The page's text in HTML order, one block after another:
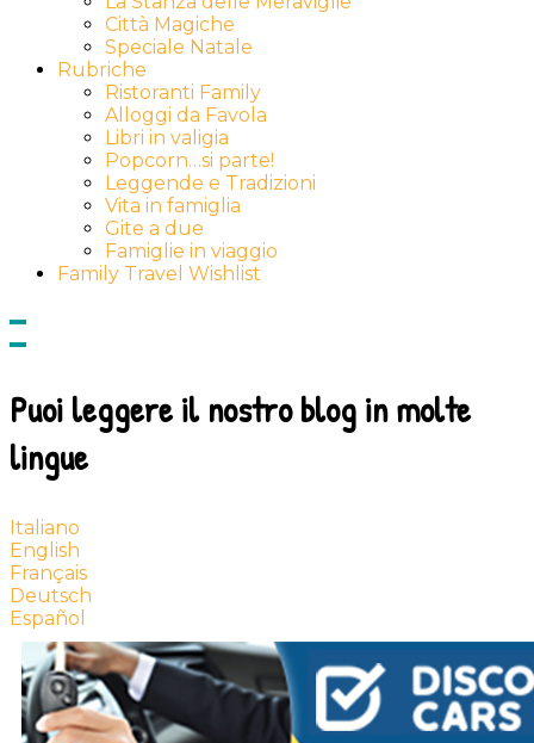
Città Magiche
Speciale Natale
Rubriche
Ristoranti Family
Alloggi da Favola
Libri in valigia
Popcorn…si parte!
Leggende e Tradizioni
Vita in famiglia
Gite a due
Famiglie in viaggio
Family Travel Wishlist
Show
side
Hide
Puoi leggere il nostro blog in molte
lingue
Italiano
English
Français
Deutsch
Español